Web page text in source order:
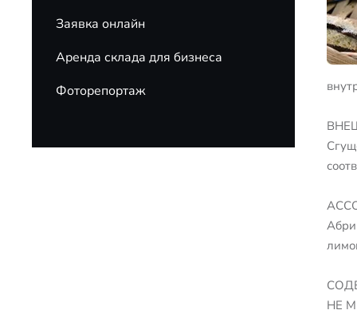
Заявка онлайн
Аренда склада для бизнеса
Фоторепортаж
НЕ